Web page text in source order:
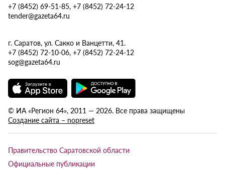
+7 (8452) 69-51-85, +7 (8452) 72-24-12
tender@gazeta64.ru
г. Саратов, ул. Сакко и Ванцетти, 41.
+7 (8452) 72-10-06, +7 (8452) 72-24-12
sog@gazeta64.ru
© ИА «Регион 64», 2011 — 2026. Все права защищены
Создание сайта – nopreset
Правительство Саратовской области
Официальные публикации